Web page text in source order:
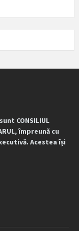
CONSILIUL
împreună cu
Acestea își